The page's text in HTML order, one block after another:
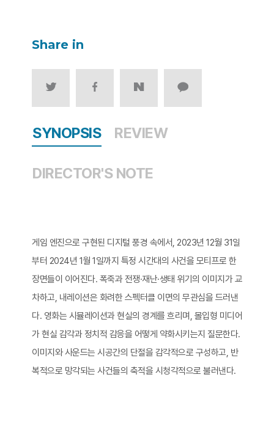
SYNOPSIS REVIEW
DIRECTOR'S NOTE
게임 엔진으로 구현된 디지털 풍경 속에서, 2023년 12월 31일
부터 2024년 1월 1일까지 특정 시간대의 사건을 모티프로 한
장면들이 이어진다. 폭죽과 전쟁·재난·생태 위기의 이미지가 교
차하고, 내레이션은 화려한 스펙터클 이면의 무관심을 드러낸
다. 영화는 시뮬레이션과 현실의 경계를 흐리며, 몰입형 미디어
가 현실 감각과 정치적 감응을 어떻게 약화시키는지 질문한다.
이미지와 사운드는 시공간의 단절을 감각적으로 구성하고, 반
복적으로 망각되는 사건들의 축적을 시청각적으로 불러낸다.​
Share in